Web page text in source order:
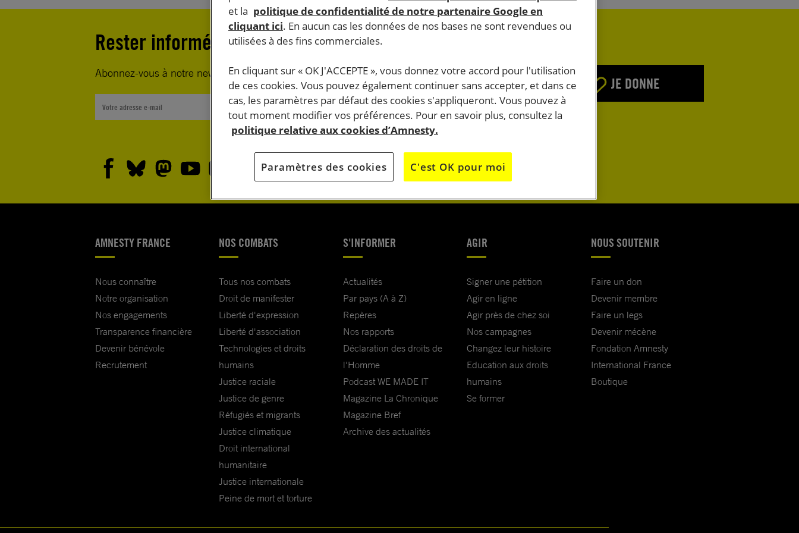
Rester informé·e
Abonnez-vous à notre newsletter hebdo.
OK
J’AGIS JE DONNE
AMNESTY FRANCE
Nous connaître
Notre organisation
Nos engagements
Transparence financière
Devenir bénévole
Recrutement
NOS COMBATS
Tous nos combats
Droit de manifester
Liberté d'expression
Liberté d'association
Technologies et droits
humains
Justice raciale
Justice de genre
Réfugiés et migrants
Justice climatique
Droit international
humanitaire
Justice internationale
Peine de mort et torture
S'INFORMER
Actualités
Par pays (A à Z)
Repères
Nos rapports
Déclaration des droits de
l'Homme
Podcast WE MADE IT
Magazine La Chronique
Magazine Bref
Archive des actualités
AGIR
Signer une pétition
Agir en ligne
Agir près de chez soi
Nos campagnes
Changez leur histoire
Education aux droits
humains
Se former
NOUS SOUTENIR
Faire un don
Devenir membre
Faire un legs
Devenir mécène
Fondation Amnesty
International France
Boutique
et la politique de confidentialité de notre partenaire Google en
cliquant ici. En aucun cas les données de nos bases ne sont revendues ou
utilisées à des fins commerciales.
En cliquant sur « OK J'ACCEPTE », vous donnez votre accord pour l'utilisation
de ces cookies. Vous pouvez également continuer sans accepter, et dans ce
cas, les paramètres par défaut des cookies s'appliqueront. Vous pouvez à
tout moment modifier vos préférences. Pour en savoir plus, consultez la
politique relative aux cookies d’Amnesty.
Paramètres des cookies C'est OK pour moi